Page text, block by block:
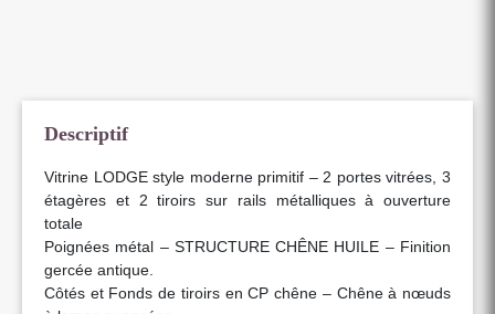
Descriptif
Vitrine LODGE style moderne primitif – 2 portes vitrées, 3
étagères et 2 tiroirs sur rails métalliques à ouverture
totale
Poignées métal – STRUCTURE CHÊNE HUILE – Finition
gercée antique.
Côtés et Fonds de tiroirs en CP chêne – Chêne à nœuds